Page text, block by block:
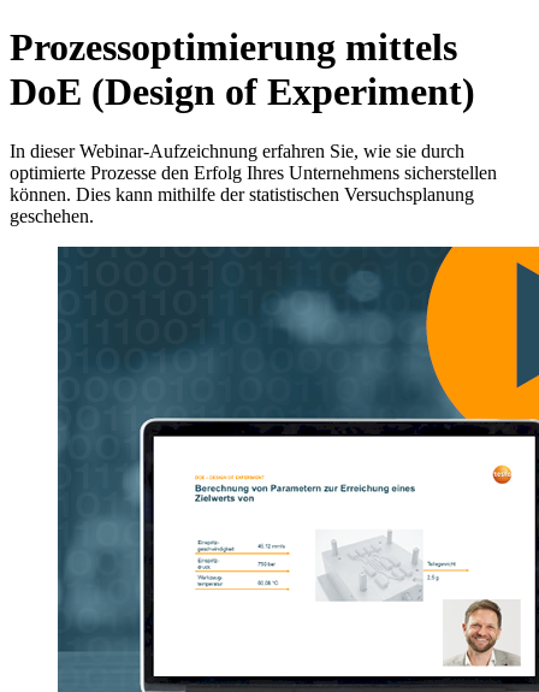
Prozessoptimierung mittels
DoE (Design of Experiment)
In dieser Webinar-Aufzeichnung erfahren Sie, wie sie durch
optimierte Prozesse den Erfolg Ihres Unternehmens sicherstellen
können. Dies kann mithilfe der statistischen Versuchsplanung
geschehen.